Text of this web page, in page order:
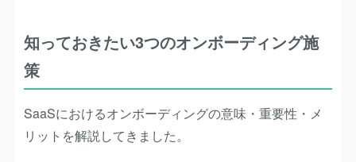
知っておきたい3つのオンボーディング施
策
SaaSにおけるオンボーディングの意味・重要性・メ
リットを解説してきました。